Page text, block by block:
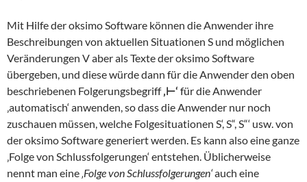
Mit Hilfe der oksimo Software können die Anwender ihre
Beschreibungen von aktuellen Situationen S und möglichen
Veränderungen V aber als Texte der oksimo Software
übergeben, und diese würde dann für die Anwender den oben
beschriebenen Folgerungsbegriff‚⊢‘ für die Anwender
‚automatisch‘ anwenden, so dass die Anwender nur noch
zuschauen müssen, welche Folgesituationen S‘, S“, S“‘ usw. von
der oksimo Software generiert werden. Es kann also eine ganze
‚Folge von Schlussfolgerungen‘ entstehen. Üblicherweise
nennt man eine‚Folge von Schlussfolgerungen‘auch eine